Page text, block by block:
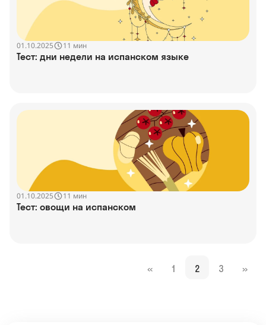
01.10.2025 11 мин
Тест: дни недели на испанском языке
01.10.2025 11 мин
Тест: овощи на испанском
« 1 2 3 »